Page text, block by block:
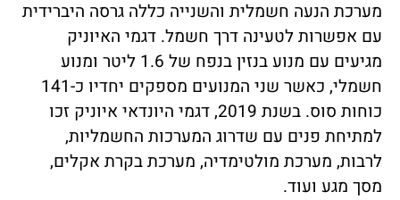
מערכת הנעה חשמלית והשנייה כללה גרסה היברידית
עם אפשרות לטעינה דרך חשמל. דגמי האיוניק
מגיעים עם מנוע בנזין בנפח של 1.6 ליטר ומנוע
חשמלי, כאשר שני המנועים מספקים יחדיו כ-141
כוחות סוס. בשנת 2019, דגמי היונדאי איוניק זכו
למתיחת פנים עם שדרוג המערכות החשמליות,
לרבות, מערכת מולטימדיה, מערכת בקרת אקלים,
מסך מגע ועוד.